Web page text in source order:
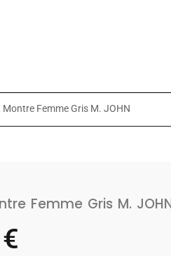
Femme Gris M. JOHN
Femme Gris M.
€